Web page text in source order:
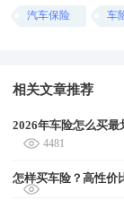
汽车保险 车
相关文章推荐
2026年车险怎么买
4481
怎样买车险？高性价